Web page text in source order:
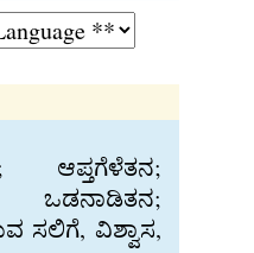
ಆಪ್ತಗೆಳೆತನ;
ಒಡನಾಡಿತನ;
ಸಲಿಗೆ, ವಿಶ್ವಾಸ,